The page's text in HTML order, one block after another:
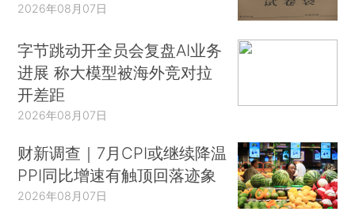
2026年08月07日
字节跳动开全员会复盘AI业务
进展 称大模型被海外竞对拉
开差距
2026年08月07日
财新调查｜7月CPI或继续降温
PPI同比增速有触顶回落迹象
2026年08月07日